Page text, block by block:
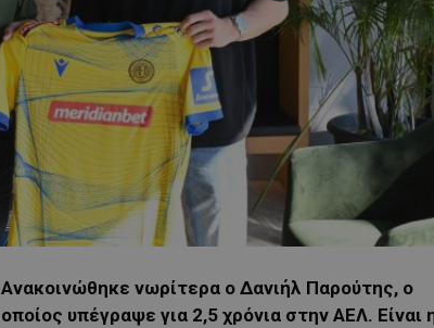
Ανακοινώθηκε νωρίτερα ο Δανιήλ Παρούτης, ο
οποίος υπέγραψε για 2,5 χρόνια στην ΑΕΛ. Είναι